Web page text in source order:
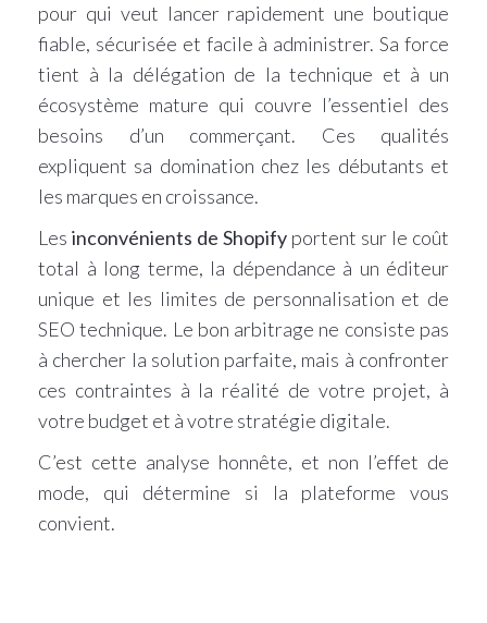
pour qui veut lancer rapidement une boutique
fiable, sécurisée et facile à administrer. Sa force
tient à la délégation de la technique et à un
écosystème mature qui couvre l’essentiel des
besoins d’un commerçant. Ces qualités
expliquent sa domination chez les débutants et
les marques en croissance.
Les inconvénients de Shopify portent sur le coût
total à long terme, la dépendance à un éditeur
unique et les limites de personnalisation et de
SEO technique. Le bon arbitrage ne consiste pas
à chercher la solution parfaite, mais à confronter
ces contraintes à la réalité de votre projet, à
votre budget et à votre stratégie digitale.
C’est cette analyse honnête, et non l’effet de
mode, qui détermine si la plateforme vous
convient.